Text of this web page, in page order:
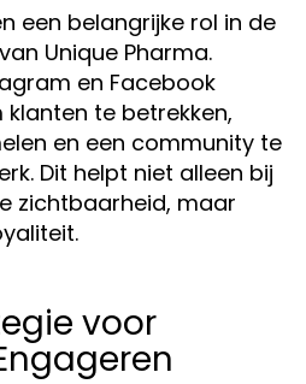
een belangrijke rol in de
Unique Pharma.
en Facebook
te betrekken,
en een community te
Dit helpt niet alleen bij
zichtbaarheid, maar
voor